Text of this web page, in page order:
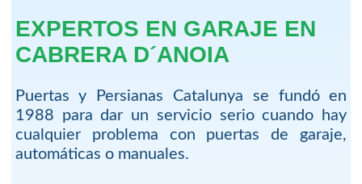
EXPERTOS EN GARAJE EN
CABRERA D´ANOIA
Puertas y Persianas Catalunya se fundó en
1988 para dar un servicio serio cuando hay
cualquier problema con puertas de garaje,
automáticas o manuales.